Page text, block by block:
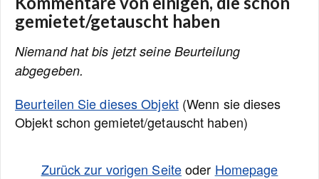
gemietet/getauscht haben
Niemand hat bis jetzt seine Beurteilung
abgegeben.
Beurteilen Sie dieses Objekt(Wenn sie dieses
Objekt schon gemietet/getauscht haben)
Zurück zur vorigen Seiteoder Homepage